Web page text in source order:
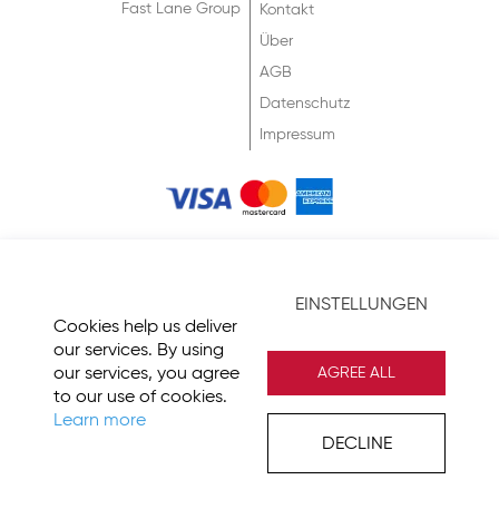
Cookies help us deliver
our services. By using
our services, you agree
to our use of cookies.
Learn more
EINSTELLUNGEN
AGREE ALL
DECLINE
Fast Lane Group
Kontakt
Über
AGB
Datenschutz
Impressum